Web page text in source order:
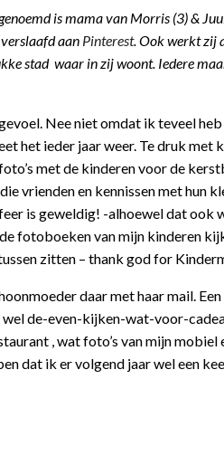
is mama van Morris (3) &
aan Pinterest. Ook werkt zij
stad waar in zij woont. Iedere
Nee niet omdat ik teveel
het ieder jaar weer. Te druk met
met de kinderen voor de
vrienden en kennissen met hun
is geweldig! -alhoewel dat
fotoboeken van mijn kinderen
zitten – thank god for
daar met haar mail.
de-even-kijken-wat-voor-
, wat foto’s van mijn
dat ik er volgend jaar wel een